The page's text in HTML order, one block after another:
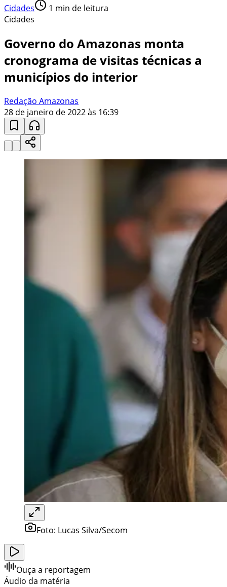
Cidades 1 min de leitura
Cidades
Governo do Amazonas monta
cronograma de visitas técnicas a
municípios do interior
Redação Amazonas
28 de janeiro de 2022 às 16:39
Foto: Lucas Silva/Secom
Ouça a reportagem
Áudio da matéria